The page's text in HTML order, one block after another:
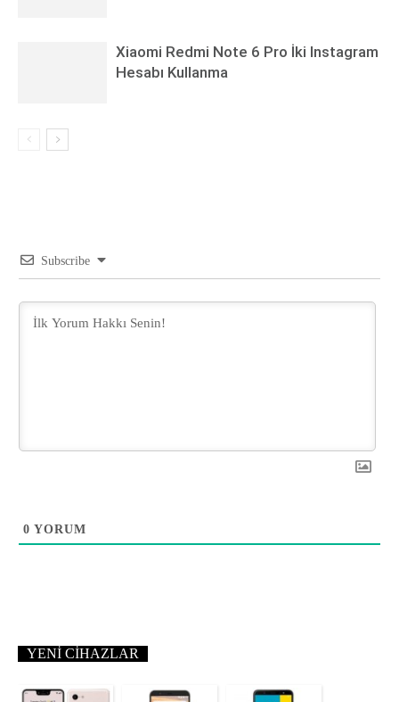
Xiaomi Redmi Note 6 Pro İki Instagram
Hesabı Kullanma
Subscribe
0 YORUM
YENI CIHAZLAR